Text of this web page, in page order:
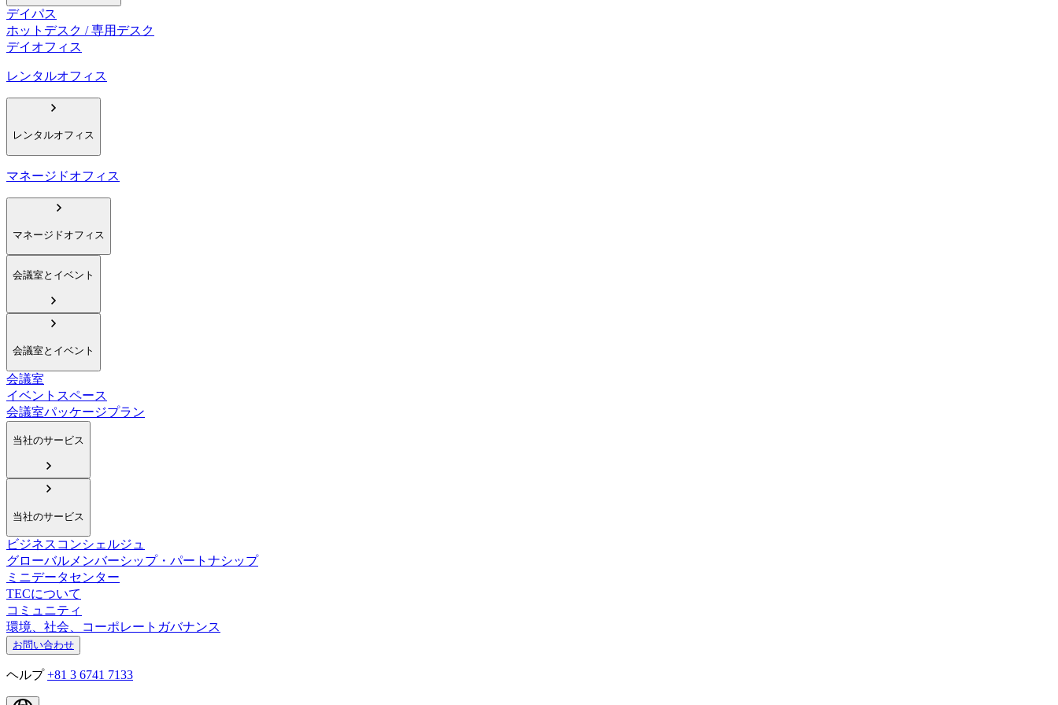
デイパス
ホットデスク / 専用デスク
デイオフィス
レンタルオフィス
レンタルオフィス
マネージドオフィス
マネージドオフィス
会議室とイベント
会議室とイベント
会議室
イベントスペース
会議室パッケージプラン
当社のサービス
当社のサービス
ビジネスコンシェルジュ
グローバルメンバーシップ・パートナシップ
ミニデータセンター
TECについて
コミュニティ
環境、社会、コーポレートガバナンス
お問い合わせ
ヘルプ +81 3 6741 7133